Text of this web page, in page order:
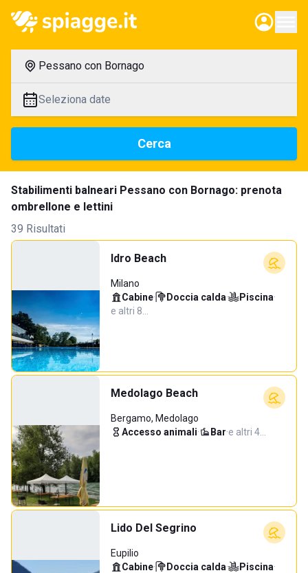
Pessano con Bornago
Seleziona date
Cerca
Stabilimenti balneari Pessano con Bornago: prenota
ombrellone e lettini
39 Risultati
Idro Beach
Milano
Cabine· Doccia calda· Piscina·
e altri 8…
Medolago Beach
Bergamo, Medolago
Accesso animali· Bar·e altri 4…
Lido Del Segrino
Eupilio
Cabine· Doccia calda· Piscina·